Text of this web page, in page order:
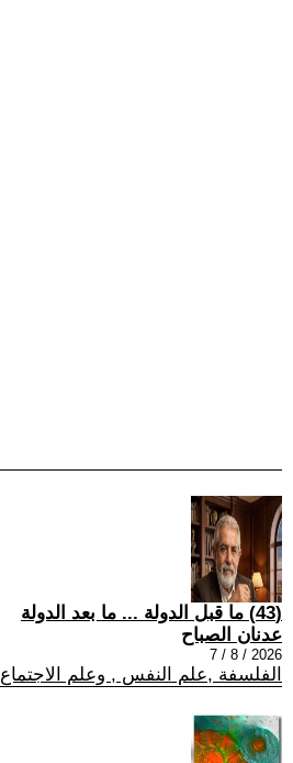
(43) ما قبل الدولة ... ما بعد الدولة
عدنان الصباح
2026 / 8 / 7
الفلسفة ,علم النفس , وعلم الاجتماع